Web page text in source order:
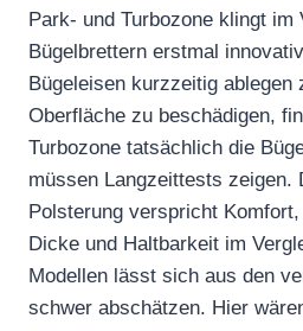
Park- und Turbozone klingt im
Bügelbrettern erstmal
Bügeleisen kurzzeitig ablegen
Oberfläche zu beschädigen,
Turbozone tatsächlich die
müssen Langzeittests zeigen.
Polsterung verspricht
Dicke und Haltbarkeit im
Modellen lässt sich aus den
schwer abschätzen. Hier